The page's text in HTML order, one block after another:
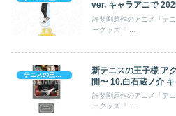
ver. キャラアニで
許斐剛原作のアニメ「テ
新テニスの王子様 ア
間〜 10.白石蔵ノ介
許斐剛原作のアニメ「テ
ーグッズ『 ...